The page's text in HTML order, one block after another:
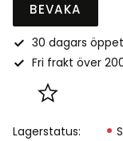
Lägg till i
BEVAKA
30 dagars
Fri frakt över
Lagerstatus